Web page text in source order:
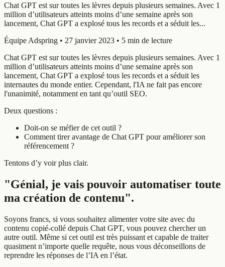
Chat GPT est sur toutes les lèvres depuis plusieurs semaines. Avec 1
million d’utilisateurs atteints moins d’une semaine après son
lancement, Chat GPT a explosé tous les records et a séduit les...
Équipe Adspring • 27 janvier 2023 • 5 min de lecture
Chat GPT est sur toutes les lèvres depuis plusieurs semaines. Avec 1
million d’utilisateurs atteints moins d’une semaine après son
lancement, Chat GPT a explosé tous les records et a séduit les
internautes du monde entier. Cependant, l'IA ne fait pas encore
l'unanimité, notamment en tant qu’outil SEO.
Deux questions :
Doit-on se méfier de cet outil ?
Comment tirer avantage de Chat GPT pour améliorer son
référencement ?
Tentons d’y voir plus clair.
"Génial, je vais pouvoir automatiser toute
ma création de contenu".
Soyons francs, si vous souhaitez alimenter votre site avec du
contenu copié-collé depuis Chat GPT, vous pouvez chercher un
autre outil. Même si cet outil est très puissant et capable de traiter
quasiment n’importe quelle requête, nous vous déconseillons de
reprendre les réponses de l’IA en l’état.